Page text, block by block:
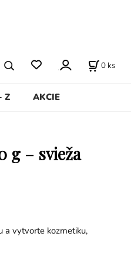
Z AKCIE
0 ks
g – svieža
a vytvorte kozmetiku,